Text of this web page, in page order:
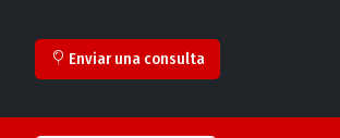
Enviar una consulta